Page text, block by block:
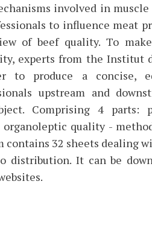
involved in
to influence meat
of beef quality. To
experts from the Institut
to produce a concise,
upstream and
Comprising 4 parts:
quality -
contains 32 sheets dealing
distribution. It can be